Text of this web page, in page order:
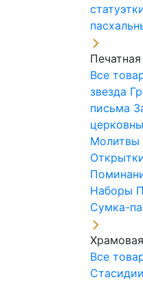
Все
звезда
письма
Молитвы
Наборы
Сумка-
Все
Стасидии